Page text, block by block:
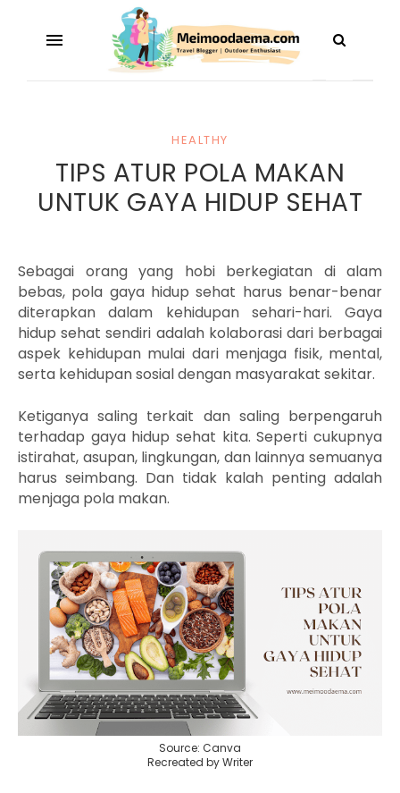
HEALTHY
TIPS ATUR POLA MAKAN
UNTUK GAYA HIDUP SEHAT
Sebagai orang yang hobi berkegiatan di alam
bebas, pola gaya hidup sehat harus benar-benar
diterapkan dalam kehidupan sehari-hari. Gaya
hidup sehat sendiri adalah kolaborasi dari berbagai
aspek kehidupan mulai dari menjaga fisik, mental,
serta kehidupan sosial dengan masyarakat sekitar.
Ketiganya saling terkait dan saling berpengaruh
terhadap gaya hidup sehat kita. Seperti cukupnya
istirahat, asupan, lingkungan, dan lainnya semuanya
harus seimbang. Dan tidak kalah penting adalah
menjaga pola makan.
Source: Canva
Recreated by Writer